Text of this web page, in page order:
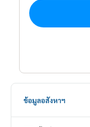
ข้อมูลอสังหาฯ